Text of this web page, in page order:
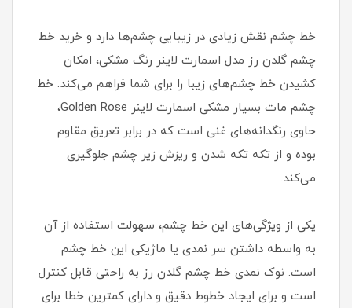
خط چشم نقش زیادی در زیبایی چشم‌ها دارد و خرید خط
چشم گلدن رز مدل اسمارت لاینر رنگ مشکی، امکان
کشیدن خط چشم‌های زیبا را برای شما فراهم می‌کند. خط
چشم مات بسیار مشکی اسمارت لاینر Golden Rose،
حاوی رنگدانه‌های غنی است که در برابر تعریق مقاوم
بوده و از تکه تکه شدن و ریزش زیر چشم جلوگیری
می‌کند.
یکی از ویژگی‌های این خط چشم، سهولت استفاده از آن
به واسطه داشتن سر نمدی یا ماژیکی این خط چشم
است. نوک نمدی خط چشم گلدن رز به راحتی قابل کنترل
است و برای ایجاد خطوط دقیق و دارای کمترین خطا برای